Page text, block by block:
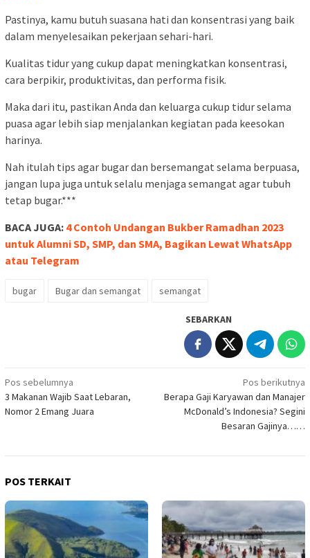
Pastinya, kamu butuh suasana hati dan konsentrasi yang baik
dalam menyelesaikan pekerjaan sehari-hari.
Kualitas tidur yang cukup dapat meningkatkan konsentrasi,
cara berpikir, produktivitas, dan performa fisik.
Maka dari itu, pastikan Anda dan keluarga cukup tidur selama
puasa agar lebih siap menjalankan kegiatan pada keesokan
harinya.
Nah itulah tips agar bugar dan bersemangat selama berpuasa,
jangan lupa juga untuk selalu menjaga semangat agar tubuh
tetap bugar.***
BACA JUGA: 4 Contoh Undangan Bukber Ramadhan 2023
untuk Alumni SD, SMP, dan SMA, Bagikan Lewat WhatsApp
atau Telegram
bugar Bugar dan semangat semangat
SEBARKAN
Navigasi
pos
Pos sebelumnya
3 Makanan Wajib Saat Lebaran,
Nomor 2 Emang Juara
Pos berikutnya
Berapa Gaji Karyawan dan Manajer
McDonald’s Indonesia? Segini
Besaran Gajinya……
POS TERKAIT